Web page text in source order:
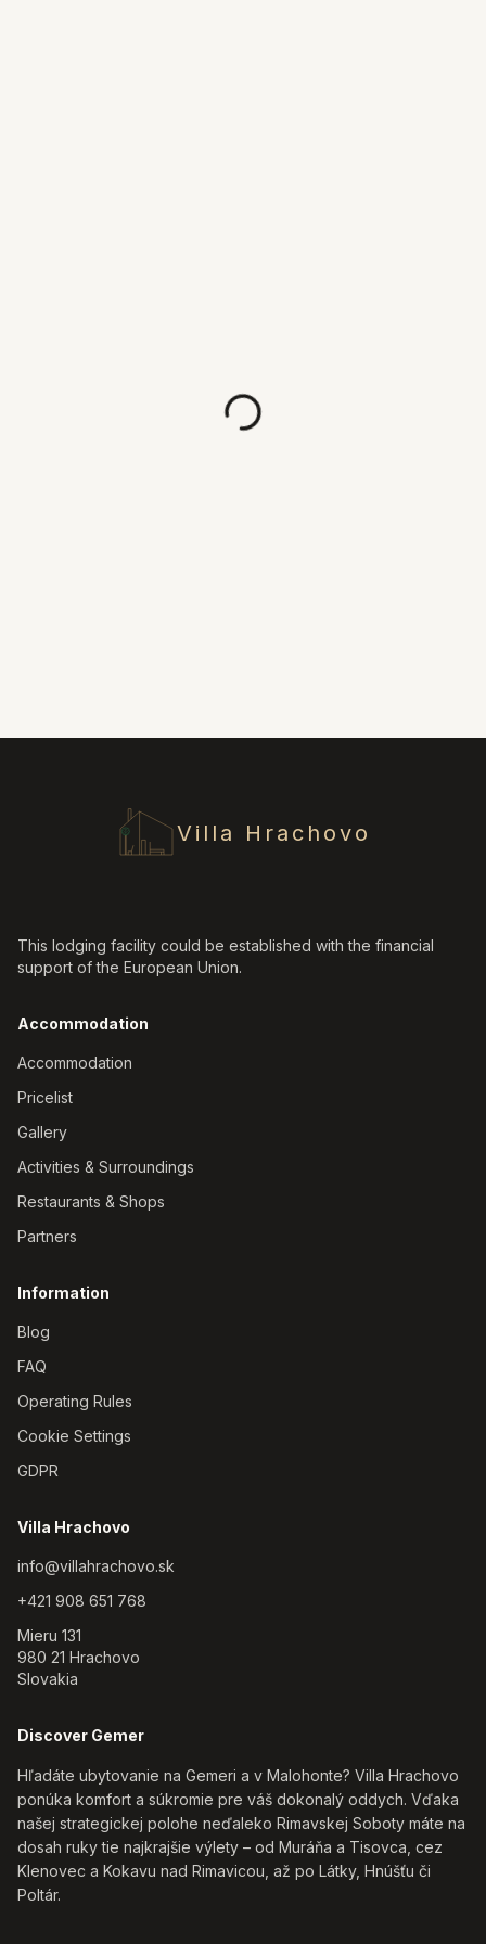
Villa Hrachovo
This lodging facility could be established with the financial
support of the European Union.
Accommodation
Accommodation
Pricelist
Gallery
Activities & Surroundings
Restaurants & Shops
Partners
Information
Blog
FAQ
Operating Rules
Cookie Settings
GDPR
Villa Hrachovo
info@villahrachovo.sk
+421 908 651 768
Mieru 131
980 21 Hrachovo
Slovakia
Discover Gemer
Hľadáte ubytovanie na Gemeri a v Malohonte? Villa Hrachovo
ponúka komfort a súkromie pre váš dokonalý oddych. Vďaka
našej strategickej polohe neďaleko Rimavskej Soboty máte na
dosah ruky tie najkrajšie výlety – od Muráňa a Tisovca, cez
Klenovec a Kokavu nad Rimavicou, až po Látky, Hnúšťu či
Poltár.